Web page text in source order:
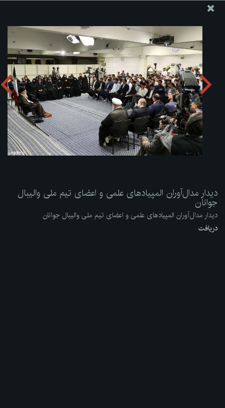
ارسال نامه
وجوهات
دیدار مدال‌آوران المپیادهای علمی و اعضای تیم ملی والیبال
جوانان
دریافت آلبوم:zip
دیدار مدال‌آوران المپیادهای علمی و اعضای تیم ملی والیبال
جوانان
دیدار مدال‌آوران المپیادهای علمی و اعضای تیم ملی والیبال جوانان
دریافت